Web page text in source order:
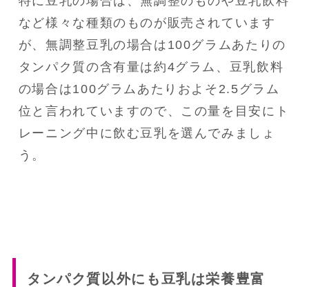
など様々な種類のものが販売されています
が、無調整豆乳の場合は100グラムあたりの
タンパク質の含有量は約4グラム、豆乳飲料
の場合は100グラムあたりおよそ2.5グラム
位と言われていますので、この量を目安にト
レーニング中に飲む豆乳を選んでみましょ
う。
タンパク質以外にも豆乳は栄養豊富